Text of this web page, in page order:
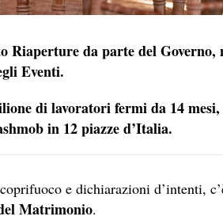
Riaperture da parte del Governo,
Eventi.
di lavoratori fermi da 14
in 12 piazze d’Italia.
e dichiarazioni d’intenti,
Matrimonio.